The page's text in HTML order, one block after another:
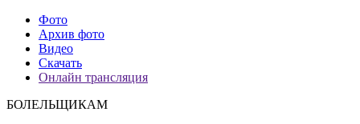
Фото
Архив фото
Видео
Скачать
Онлайн трансляция
БОЛЕЛЬЩИКАМ